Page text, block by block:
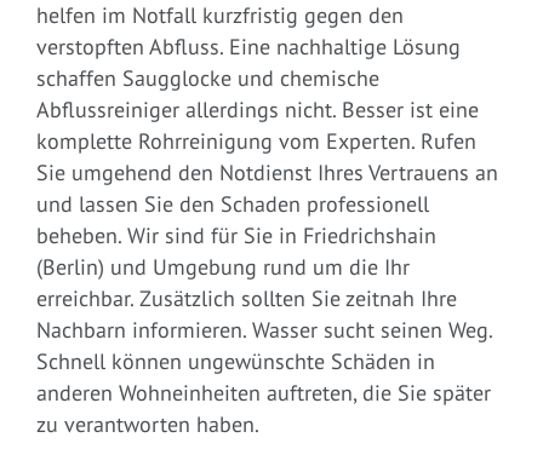
helfen im Notfall kurzfristig gegen den
verstopften Abfluss. Eine nachhaltige Lösung
schaffen Saugglocke und chemische
Abflussreiniger allerdings nicht. Besser ist eine
komplette Rohrreinigung vom Experten. Rufen
Sie umgehend den Notdienst Ihres Vertrauens an
und lassen Sie den Schaden professionell
beheben. Wir sind für Sie in Friedrichshain
(Berlin) und Umgebung rund um die Ihr
erreichbar. Zusätzlich sollten Sie zeitnah Ihre
Nachbarn informieren. Wasser sucht seinen Weg.
Schnell können ungewünschte Schäden in
anderen Wohneinheiten auftreten, die Sie später
zu verantworten haben.